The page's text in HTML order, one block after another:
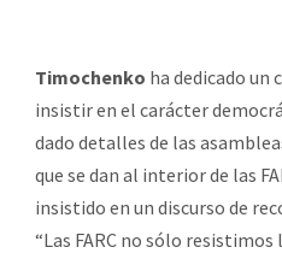
Timochenko ha dedicado un
insistir en el carácter
dado detalles de las
que se dan al interior de las
insistido en un discurso de
“Las FARC no sólo